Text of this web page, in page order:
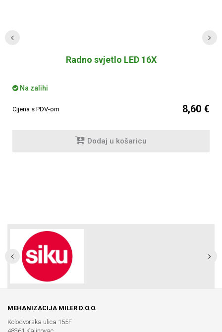
Radno svjetlo LED 16X
Na zalihi
Cijena s PDV-om 8,60 €
Dodaj u košaricu
MEHANIZACIJA MILER D.O.O.
Kolodvorska ulica 155F